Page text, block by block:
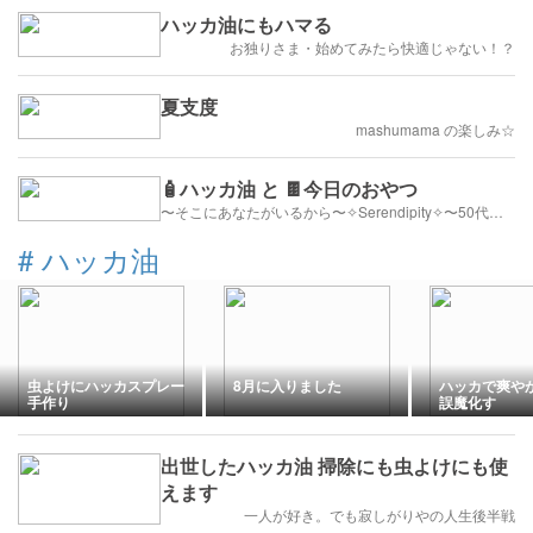
ハッカ油にもハマる
お独りさま・始めてみたら快適じゃない！？
夏支度
mashumama の楽しみ☆
🧴ハッカ油 と 🍫今日のおやつ
# ハッカ油
虫よけにハッカスプレー
手作り
8月に入りました ハッカで爽や
誤魔化す
出世したハッカ油 掃除にも虫よけにも使
えます
一人が好き。でも寂しがりやの人生後半戦